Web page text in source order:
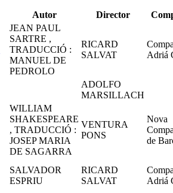
Autor Director
JEAN PAUL
SARTRE ,
TRADUCCIÓ :
MANUEL DE
PEDROLO
RICARD
SALVAT
Adriá
ADOLFO
MARSILLACH
WILLIAM
SHAKESPEARE
, TRADUCCIÓ :
JOSEP MARIA
DE SAGARRA
VENTURA
PONS
Nova
de
SALVADOR
ESPRIU
RICARD
SALVAT
Adriá